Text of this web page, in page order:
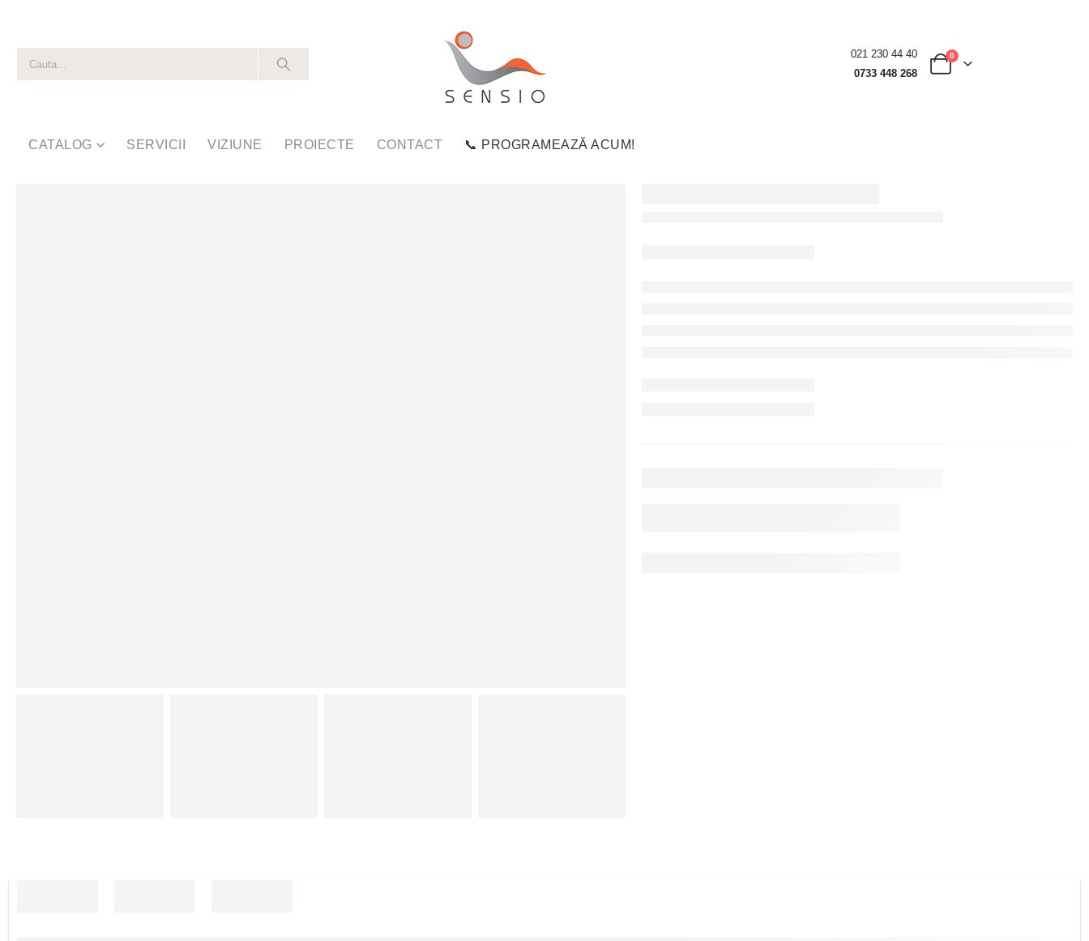
021 230 44 40
0733 448 268
0
CATALOG SERVICII VIZIUNE PROIECTE CONTACT 📞 PROGRAMEAZĂ ACUM!